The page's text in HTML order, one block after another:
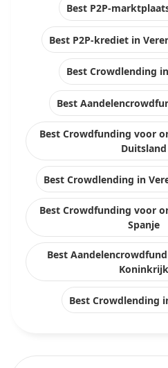
Best P2P-
Best P2P-krediet in
Best Crowdlending
Best
Best Crowdfunding voor
Duitsland
Best Crowdlending in
Best Crowdfunding voor
Spanje
Best
Koninkrijk
Best Crowdlending